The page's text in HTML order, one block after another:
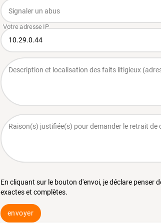
En cliquant sur le bouton d'envoi, je déclare
exactes et complètes.
envoyer